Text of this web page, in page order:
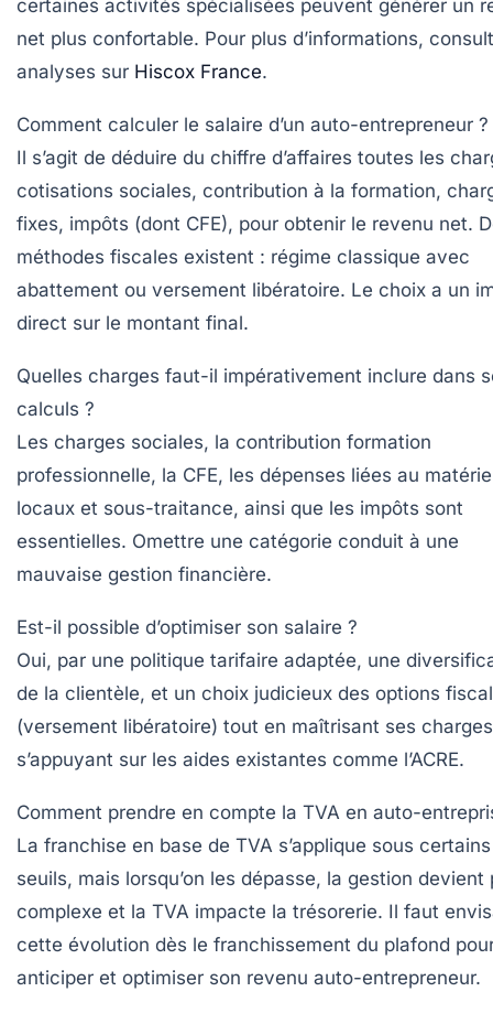
certaines activités spécialisées peuvent générer un
net plus confortable. Pour plus d’informations,
analyses sur Hiscox France.
Comment calculer le salaire d’un auto-entrepreneur ?
Il s’agit de déduire du chiffre d’affaires toutes les
cotisations sociales, contribution à la formation,
fixes, impôts (dont CFE), pour obtenir le revenu net.
méthodes fiscales existent : régime classique avec
abattement ou versement libératoire. Le choix a un
direct sur le montant final.
Quelles charges faut-il impérativement inclure dans
calculs ?
Les charges sociales, la contribution formation
professionnelle, la CFE, les dépenses liées au
locaux et sous-traitance, ainsi que les impôts sont
essentielles. Omettre une catégorie conduit à une
mauvaise gestion financière.
Est-il possible d’optimiser son salaire ?
Oui, par une politique tarifaire adaptée, une
de la clientèle, et un choix judicieux des options
(versement libératoire) tout en maîtrisant ses
s’appuyant sur les aides existantes comme l’ACRE.
Comment prendre en compte la TVA en auto-
La franchise en base de TVA s’applique sous certains
seuils, mais lorsqu’on les dépasse, la gestion devient
complexe et la TVA impacte la trésorerie. Il faut
cette évolution dès le franchissement du plafond
anticiper et optimiser son revenu auto-entrepreneur.